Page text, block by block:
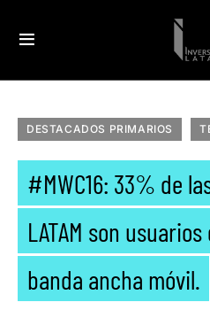
DESTACADOS PRIMARIOS
#MWC16: 33% de
LATAM son
banda ancha móvil.